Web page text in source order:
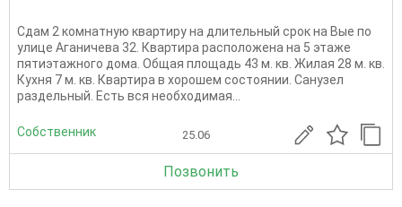
Сдам 2 комнатную квартиру на длительный срок на Вые по
улице Аганичева 32. Квартира расположена на 5 этаже
пятиэтажного дома. Общая площадь 43 м. кв. Жилая 28 м. кв.
Кухня 7 м. кв. Квартира в хорошем состоянии. Санузел
раздельный. Есть вся необходимая...
Собственник 25.06
Позвонить